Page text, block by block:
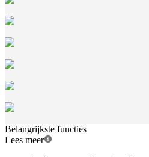
Belangrijkste functies
Lees meer